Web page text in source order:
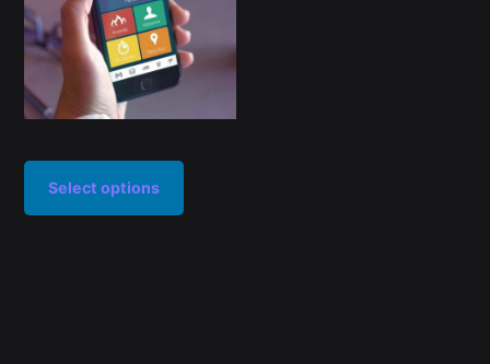
Select options